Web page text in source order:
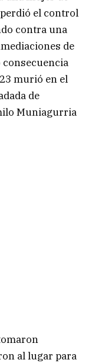
el control
contra una
de
consecuencia
murió en el
de
Muniagurria
al lugar para